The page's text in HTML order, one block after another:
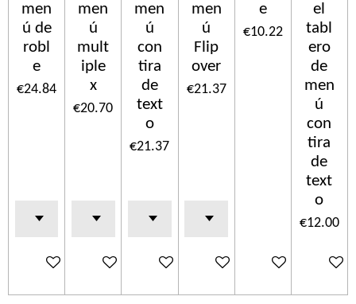
men
ú de
robl
e
€24.84
Add to cart
men
ú
mult
iple
x
€20.70
Add to cart
men
ú
con
tira
de
text
o
€21.37
Add to cart
men
ú
Flip
over
€21.37
Add to cart
e
€10.22
Add to cart
el
tabl
ero
de
men
ú
con
tira
de
text
o
€12.00
Add to